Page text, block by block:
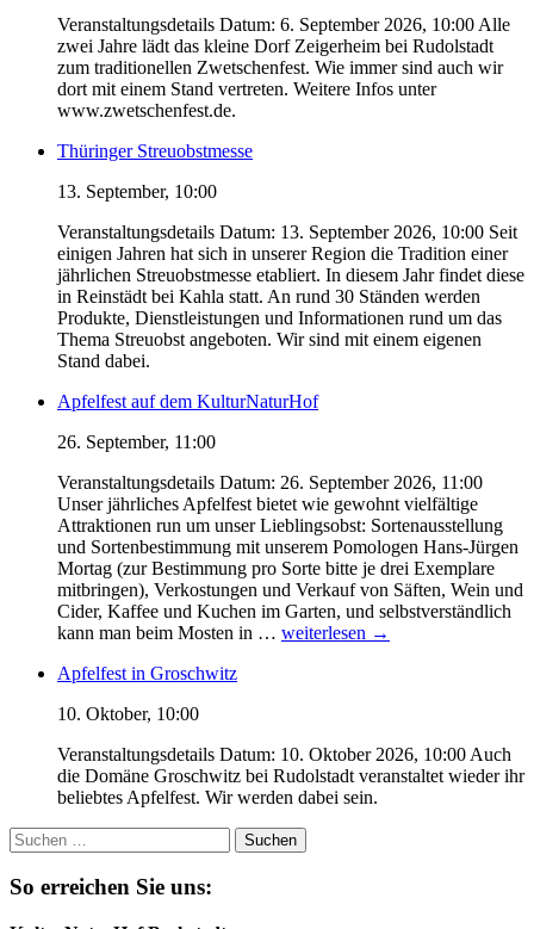
Veranstaltungsdetails Datum: 6. September 2026, 10:00 Alle
zwei Jahre lädt das kleine Dorf Zeigerheim bei Rudolstadt
zum traditionellen Zwetschenfest. Wie immer sind auch wir
dort mit einem Stand vertreten. Weitere Infos unter
www.zwetschenfest.de.
Thüringer Streuobstmesse
13. September, 10:00
Veranstaltungsdetails Datum: 13. September 2026, 10:00 Seit
einigen Jahren hat sich in unserer Region die Tradition einer
jährlichen Streuobstmesse etabliert. In diesem Jahr findet diese
in Reinstädt bei Kahla statt. An rund 30 Ständen werden
Produkte, Dienstleistungen und Informationen rund um das
Thema Streuobst angeboten. Wir sind mit einem eigenen
Stand dabei.
Apfelfest auf dem KulturNaturHof
26. September, 11:00
Veranstaltungsdetails Datum: 26. September 2026, 11:00
Unser jährliches Apfelfest bietet wie gewohnt vielfältige
Attraktionen run um unser Lieblingsobst: Sortenausstellung
und Sortenbestimmung mit unserem Pomologen Hans-Jürgen
Mortag (zur Bestimmung pro Sorte bitte je drei Exemplare
mitbringen), Verkostungen und Verkauf von Säften, Wein und
Cider, Kaffee und Kuchen im Garten, und selbstverständlich
kann man beim Mosten in … Apfelfest
weiterlesen →
Apfelfest in Groschwitz
10. Oktober, 10:00
Veranstaltungsdetails Datum: 10. Oktober 2026, 10:00 Auch
die Domäne Groschwitz bei Rudolstadt veranstaltet wieder ihr
beliebtes Apfelfest. Wir werden dabei sein.
Suchen
nach:
So erreichen Sie uns: